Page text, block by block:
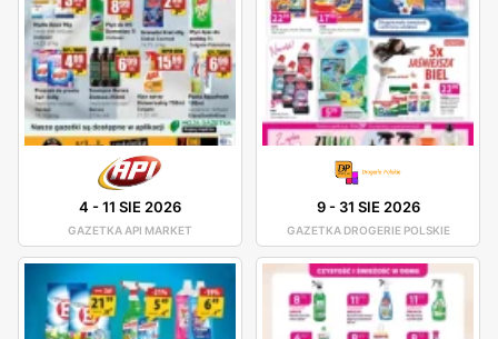
4 -11 SIE 2026
GAZETKA API MARKET
9- 31 SIE 2026
GAZETKA DROGERIE POLSKIE